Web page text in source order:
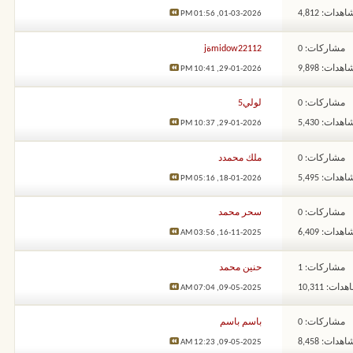
4,812
01-03-2026,
01:56 PM
مشاركات: 0
9,898
midow22112ةj
29-01-2026,
10:41 PM
مشاركات: 0
5,430
لولي5
29-01-2026,
10:37 PM
مشاركات: 0
5,495
ملك محمدد
18-01-2026,
05:16 PM
مشاركات: 0
6,409
سحر محمد
16-11-2025,
03:56 AM
مشاركات: 1
10,311
حنين محمد
09-05-2025,
07:04 AM
مشاركات: 0
8,458
باسم باسم
09-05-2025,
12:23 AM